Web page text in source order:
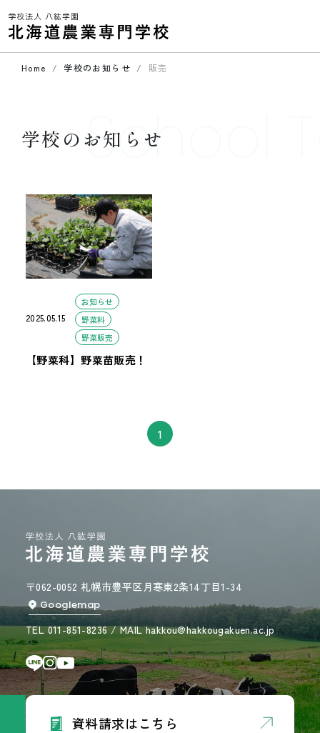
Home 学校のお知らせ 販売
学校のお知らせ
School
2025.05.15
お知らせ
野菜科
野菜販売
【野菜科】野菜苗販売！
1
〒062-0052 札幌市豊平区月寒東2条14丁目1-34
Googlemap
TEL 011-851-8236 / MAIL hakkou@hakkougakuen.ac.jp
資料請求はこちら